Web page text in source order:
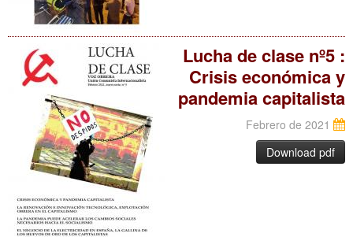
Lucha de clase nº5 :
Crisis económica y
pandemia capitalista
Download pdf